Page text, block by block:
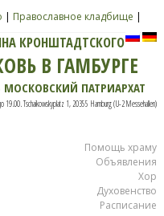
| Православное кладбище |
КРОНШТАДТСКОГО
В ГАМБУРГЕ
МОСКОВСКИЙ ПАТРИАРХАТ
Tschaikowskyplatz 1, 20355 Hamburg (U-2 Messehallen)
Помощь храму
Объявления
Хор
Духовенство
Расписание